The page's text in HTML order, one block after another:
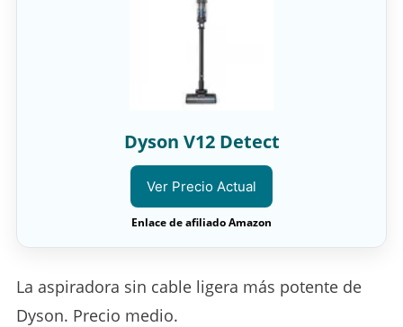
Dyson V12 Detect
Ver Precio Actual
Enlace de afiliado Amazon
La aspiradora sin cable ligera más potente de
Dyson. Precio medio.